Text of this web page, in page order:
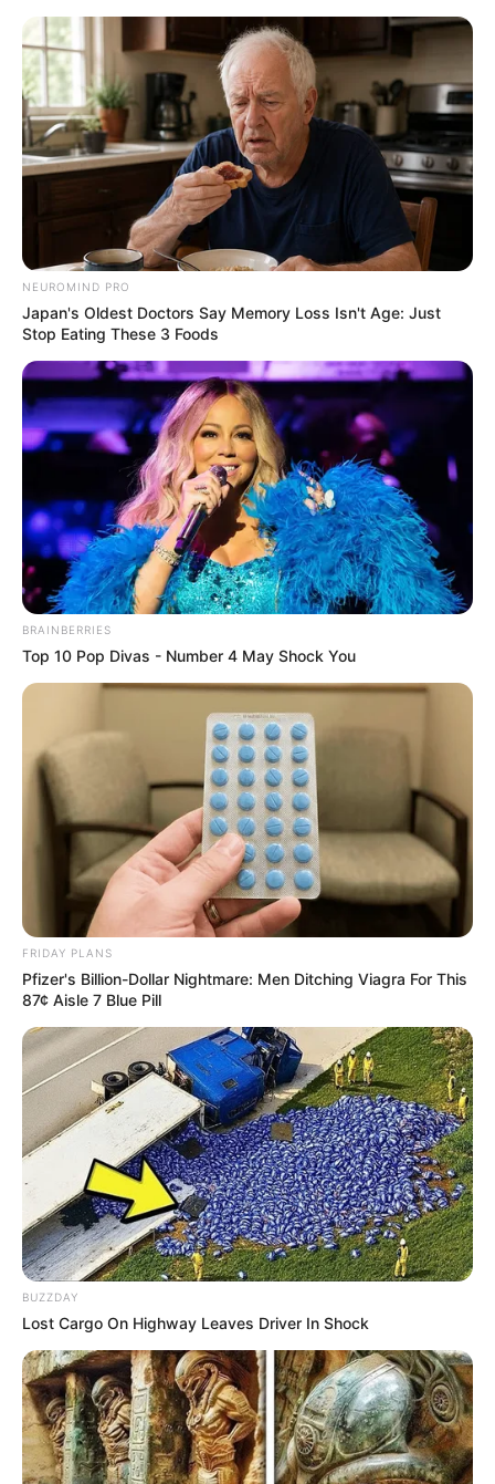
au
contenu LE MEILLEUR PRONOSTIC
La Base du QUINTÉ au Special Tocard du PMU
Menu
PRIX DE LURE PRONOSTIC QUINTE PMU
28-02-2024
Base Quinté et Spécial Tocard pour le
Programme et Pronostic PMU gratuit du 28
Février 2024 PRIX DE LURE
VINCENNES – Attelé – 2700m – 16 Partants – Corde à
gauche
Base Prono PMU du Quinté ou Couplé
gagnant du jour dans le PRIX DE LURE
La base prono du Quinté est établie avec notre logiciel qui
est 100% gratuit. Soit les 3 principaux favoris du Quinté
PMU du jour qui pourront vous permettre de faire ces
différents jeux:
(liste de paris allant du plus risqué au prono plus soft.)
Un Tiercé.
Le couplé (jumelé) gagnant et/ou placé en combiné 3
chevaux.
Un 2sur4 en combiné 3Cv.
De 1 à 3 jeux simples Gagnants et/ou placés.
NEUROMIND PRO
Japan's Oldest Doctors Say Memory Loss Isn't Age: Just
Stop Eating These 3 Foods
BRAINBERRIES
Top 10 Pop Divas - Number 4 May Shock You
FRIDAY PLANS
Pfizer's Billion-Dollar Nightmare: Men Ditching Viagra For This
87¢ Aisle 7 Blue Pill
BUZZDAY
Lost Cargo On Highway Leaves Driver In Shock